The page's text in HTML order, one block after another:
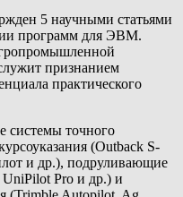
5 научными статьями
программ для ЭВМ.
признанием
практического
системы точного
(Outback S-
и др.), подруливающие
UniPilot Pro и др.) и